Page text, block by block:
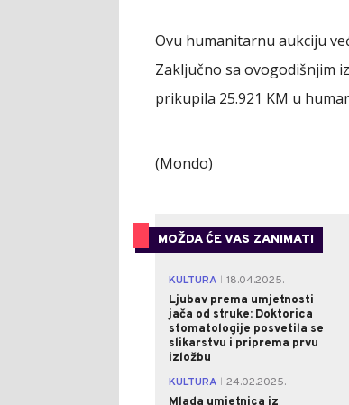
Ovu humanitarnu aukciju
Zaključno sa ovogodišnjim
prikupila 25.921 KM u
(Mondo)
MOŽDA ĆE VAS ZANIMATI
KULTURA
18.04.2025.
Ljubav prema umjetnosti
jača od struke: Doktorica
stomatologije posvetila se
slikarstvu i priprema prvu
izložbu
KULTURA
24.02.2025.